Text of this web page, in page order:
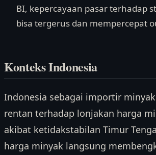
BI, kepercayaan pasar terhadap
bisa tergerus dan mempercepat
Konteks Indonesia
Indonesia sebagai importir
rentan terhadap lonjakan harga
akibat ketidakstabilan Timur
harga minyak langsung